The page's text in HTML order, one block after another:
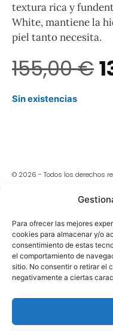
Para ofrecer las mejores
cookies para almacenar y/o
consentimiento de estas
el comportamiento de
sitio. No consentir o retirar el
negativamente a ciertas
textura rica y
White, mantiene la
piel tanto necesita.
155,00€
Sin existencias
© 2026 - Todos los derechos
Política De